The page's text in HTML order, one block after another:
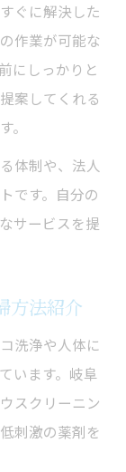
ぐに解決した
作業が可能な
にしっかりと
案してくれる
。
体制や、法人
です。自分の
サービスを提
方法紹介
洗浄や人体に
います。岐阜
スクリーニン
刺激の薬剤を